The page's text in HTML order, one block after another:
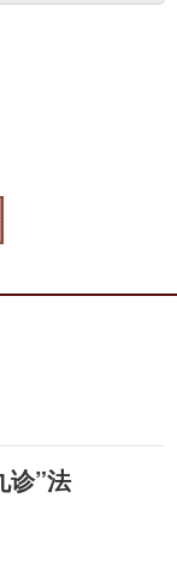
洗，石膏三
盏，煎竹叶石
。”
诊”法